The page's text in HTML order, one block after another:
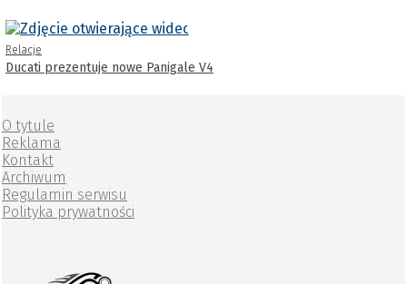
Relacje
Ducati prezentuje nowe Panigale V4
O tytule
Reklama
Kontakt
Archiwum
Regulamin serwisu
Polityka prywatności